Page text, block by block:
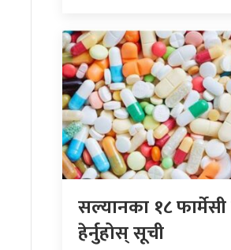
सल्यानका १८
हेर्नुहोस् सूची